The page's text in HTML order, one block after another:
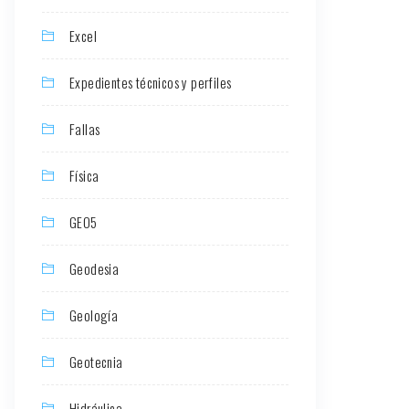
Excel
Expedientes técnicos y perfiles
Fallas
Física
GEO5
Geodesia
Geología
Geotecnia